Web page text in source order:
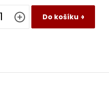
Do košíku